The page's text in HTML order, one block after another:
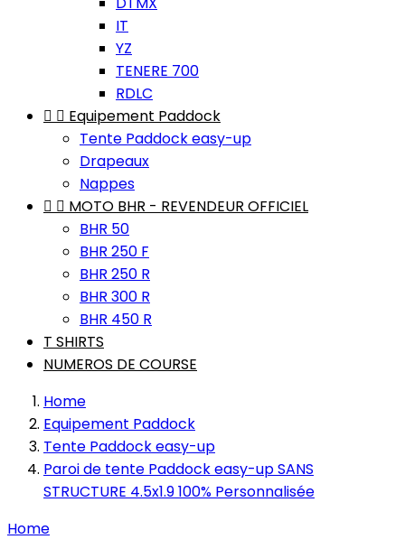
IT
YZ
TENERE 700
RDLC
  Equipement Paddock
Tente Paddock easy-up
Drapeaux
Nappes
  MOTO BHR - REVENDEUR OFFICIEL
BHR 50
BHR 250 F
BHR 250 R
BHR 300 R
BHR 450 R
T SHIRTS
NUMEROS DE COURSE
Home
Equipement Paddock
Tente Paddock easy-up
Paroi de tente Paddock easy-up SANS
STRUCTURE 4.5x1.9 100% Personnalisée
Home